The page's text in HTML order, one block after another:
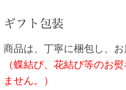
商品は、丁寧に梱包し、お
（蝶結び、花結び等のお
ません。）